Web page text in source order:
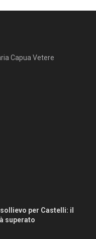
Capua Vetere
per Castelli: il
superato